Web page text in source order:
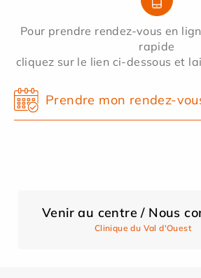
Pour prendre rendez-vous en
rapide
cliquez sur le lien ci-dessous et
Prendre mon rendez-
Venir au centre / Nous
Clinique du Val d'Ouest